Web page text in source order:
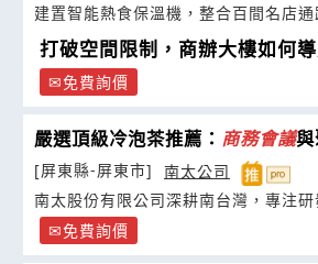
建置智能熱食保溫機，整合百間名店
打破空間限制，商辦大樓如何
免費詢價
嚴選頂級冷泡茶推薦： 商務會議
[屏東縣-屏東市]
南太公司
南太股份有限公司深耕南台灣，專注
免費詢價